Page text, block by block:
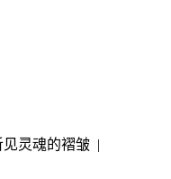
见灵魂的褶皱 |